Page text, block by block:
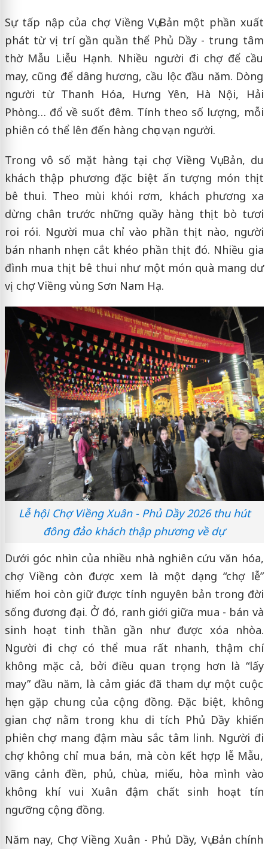
Sự tấp nập của chợ Viềng Vụ Bản một phần xuất
phát từ vị trí gần quần thể Phủ Dầy - trung tâm
thờ Mẫu Liễu Hạnh. Nhiều người đi chợ để cầu
may, cũng để dâng hương, cầu lộc đầu năm. Dòng
người từ Thanh Hóa, Hưng Yên, Hà Nội, Hải
Phòng… đổ về suốt đêm. Tính theo số lượng, mỗi
phiên có thể lên đến hàng chục vạn người.
Trong vô số mặt hàng tại chợ Viềng Vụ Bản, du
khách thập phương đặc biệt ấn tượng món thịt
bê thui. Theo mùi khói rơm, khách phương xa
dừng chân trước những quầy hàng thịt bò tươi
roi rói. Người mua chỉ vào phần thịt nào, người
bán nhanh nhẹn cắt khéo phần thịt đó. Nhiều gia
đình mua thịt bê thui như một món quà mang dư
vị chợ Viềng vùng Sơn Nam Hạ.
Lễ hội Chợ Viềng Xuân - Phủ Dầy 2026 thu hút
đông đảo khách thập phương về dự
Dưới góc nhìn của nhiều nhà nghiên cứu văn hóa,
chợ Viềng còn được xem là một dạng “chợ lễ”
hiếm hoi còn giữ được tính nguyên bản trong đời
sống đương đại. Ở đó, ranh giới giữa mua - bán và
sinh hoạt tinh thần gần như được xóa nhòa.
Người đi chợ có thể mua rất nhanh, thậm chí
không mặc cả, bởi điều quan trọng hơn là “lấy
may” đầu năm, là cảm giác đã tham dự một cuộc
hẹn gặp chung của cộng đồng. Đặc biệt, không
gian chợ nằm trong khu di tích Phủ Dầy khiến
phiên chợ mang đậm màu sắc tâm linh. Người đi
chợ không chỉ mua bán, mà còn kết hợp lễ Mẫu,
vãng cảnh đền, phủ, chùa, miếu, hòa mình vào
không khí vui Xuân đậm chất sinh hoạt tín
ngưỡng cộng đồng.
Năm nay, Chợ Viềng Xuân - Phủ Dầy, Vụ Bản chính